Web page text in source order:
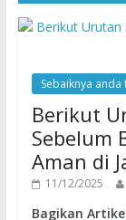
Sebaiknya anda
Berikut
Sebelum
Aman di
11/12/2025
Bagikan